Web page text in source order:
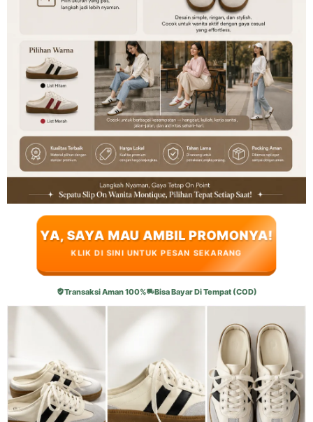
YA, SAYA MAU AMBIL PROMONYA!
KLIK DI SINI UNTUK PESAN SEKARANG
Transaksi Aman 100% Bisa Bayar Di Tempat (COD)